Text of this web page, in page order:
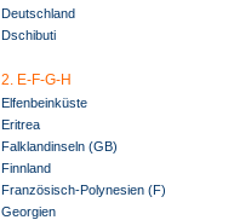
Deutschland
Dschibuti
2. E-F-G-H
Elfenbeinküste
Eritrea
Falklandinseln (GB)
Finnland
Französisch-Polynesien (F)
Georgien